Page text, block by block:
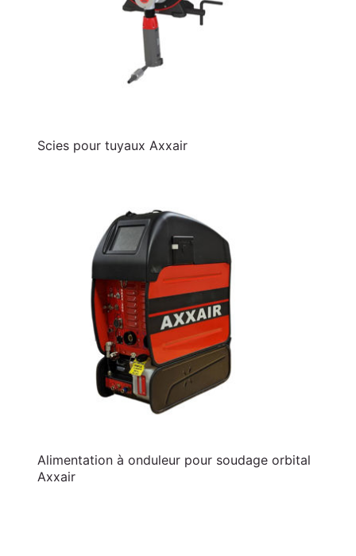
Scies pour tuyaux Axxair
Alimentation à onduleur pour soudage orbital
Axxair